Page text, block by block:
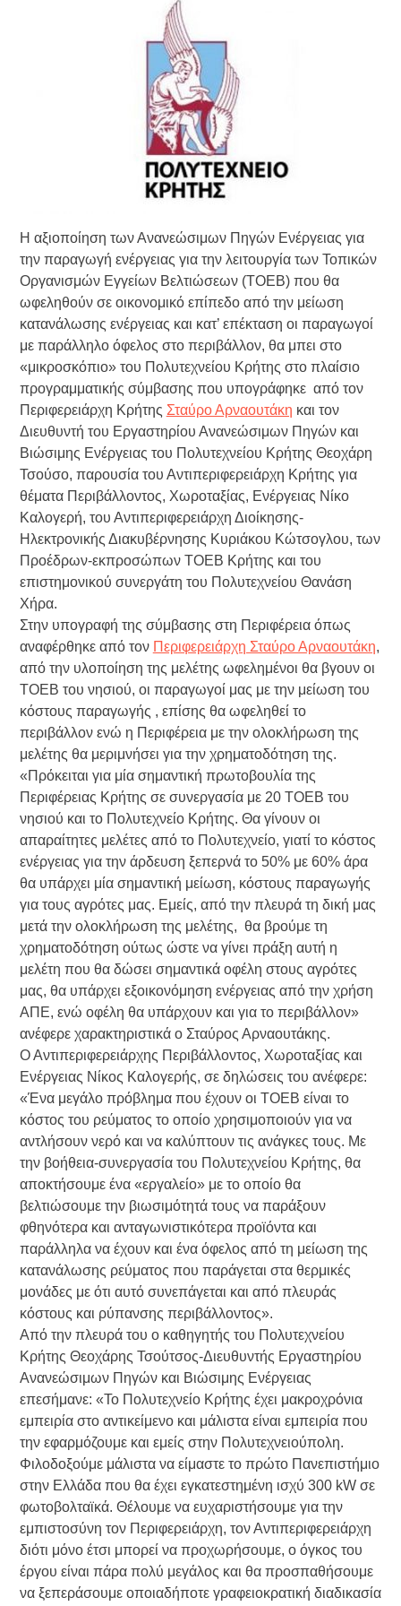
Ημερήσιο Δελτίο Τιμών
Συναλλάγματος &
Τραπεζογραμματίων 7-3-2019
Ημερήσιο Δελτίο Τιμών
Συναλλάγματος &
Τραπεζογραμματίων 4-3-2019
Κάθοδος αγροτών
Δικαιοσύνη
Η αξιοποίηση των Ανανεώσιμων Πηγών Ενέργειας για
την παραγωγή ενέργειας για την λειτουργία των Τοπικών
Οργανισμών Εγγείων Βελτιώσεων (ΤΟΕΒ) που θα
ωφεληθούν σε οικονομικό επίπεδο από την μείωση
κατανάλωσης ενέργειας και κατ’ επέκταση οι παραγωγοί
με παράλληλο όφελος στο περιβάλλον, θα μπει στο
«μικροσκόπιο» του Πολυτεχνείου Κρήτης στο πλαίσιο
προγραμματικής σύμβασης που υπογράφηκε από τον
Περιφερειάρχη Κρήτης Σταύρο Αρναουτάκη και τον
Διευθυντή του Εργαστηρίου Ανανεώσιμων Πηγών και
Βιώσιμης Ενέργειας του Πολυτεχνείου Κρήτης Θεοχάρη
Τσούσο, παρουσία του Αντιπεριφερειάρχη Κρήτης για
θέματα Περιβάλλοντος, Χωροταξίας, Ενέργειας Νίκο
Καλογερή, του Αντιπεριφερειάρχη Διοίκησης-
Ηλεκτρονικής Διακυβέρνησης Κυριάκου Κώτσογλου, των
Προέδρων-εκπροσώπων ΤΟΕΒ Κρήτης και του
επιστημονικού συνεργάτη του Πολυτεχνείου Θανάση
Χήρα.
Στην υπογραφή της σύμβασης στη Περιφέρεια όπως
αναφέρθηκε από τον Περιφερειάρχη Σταύρο Αρναουτάκη,
από την υλοποίηση της μελέτης ωφελημένοι θα βγουν οι
ΤΟΕΒ του νησιού, οι παραγωγοί μας με την μείωση του
κόστους παραγωγής , επίσης θα ωφεληθεί το
περιβάλλον ενώ η Περιφέρεια με την ολοκλήρωση της
μελέτης θα μεριμνήσει για την χρηματοδότηση της.
«Πρόκειται για μία σημαντική πρωτοβουλία της
Περιφέρειας Κρήτης σε συνεργασία με 20 ΤΟΕΒ του
νησιού και το Πολυτεχνείο Κρήτης. Θα γίνουν οι
απαραίτητες μελέτες από το Πολυτεχνείο, γιατί το κόστος
ενέργειας για την άρδευση ξεπερνά το 50% με 60% άρα
θα υπάρχει μία σημαντική μείωση, κόστους παραγωγής
για τους αγρότες μας. Εμείς, από την πλευρά τη δική μας
μετά την ολοκλήρωση της μελέτης, θα βρούμε τη
χρηματοδότηση ούτως ώστε να γίνει πράξη αυτή η
μελέτη που θα δώσει σημαντικά οφέλη στους αγρότες
μας, θα υπάρχει εξοικονόμηση ενέργειας από την χρήση
ΑΠΕ, ενώ οφέλη θα υπάρχουν και για το περιβάλλον»
ανέφερε χαρακτηριστικά ο Σταύρος Αρναουτάκης.
Ο Αντιπεριφερειάρχης Περιβάλλοντος, Χωροταξίας και
Ενέργειας Νίκος Καλογερής, σε δηλώσεις του ανέφερε:
«Ένα μεγάλο πρόβλημα που έχουν οι ΤΟΕΒ είναι το
κόστος του ρεύματος το οποίο χρησιμοποιούν για να
αντλήσουν νερό και να καλύπτουν τις ανάγκες τους. Με
την βοήθεια-συνεργασία του Πολυτεχνείου Κρήτης, θα
αποκτήσουμε ένα «εργαλείο» με το οποίο θα
βελτιώσουμε την βιωσιμότητά τους να παράξουν
φθηνότερα και ανταγωνιστικότερα προϊόντα και
παράλληλα να έχουν και ένα όφελος από τη μείωση της
κατανάλωσης ρεύματος που παράγεται στα θερμικές
μονάδες με ότι αυτό συνεπάγεται και από πλευράς
κόστους και ρύπανσης περιβάλλοντος».
Από την πλευρά του ο καθηγητής του Πολυτεχνείου
Κρήτης Θεοχάρης Τσούτσος-Διευθυντής Εργαστηρίου
Ανανεώσιμων Πηγών και Βιώσιμης Ενέργειας
επεσήμανε: «Το Πολυτεχνείο Κρήτης έχει μακροχρόνια
εμπειρία στο αντικείμενο και μάλιστα είναι εμπειρία που
την εφαρμόζουμε και εμείς στην Πολυτεχνειούπολη.
Φιλοδοξούμε μάλιστα να είμαστε το πρώτο Πανεπιστήμιο
στην Ελλάδα που θα έχει εγκατεστημένη ισχύ 300 kW σε
φωτοβολταϊκά. Θέλουμε να ευχαριστήσουμε για την
εμπιστοσύνη τον Περιφερειάρχη, τον Αντιπεριφερειάρχη
διότι μόνο έτσι μπορεί να προχωρήσουμε, ο όγκος του
έργου είναι πάρα πολύ μεγάλος και θα προσπαθήσουμε
να ξεπεράσουμε οποιαδήποτε γραφειοκρατική διαδικασία